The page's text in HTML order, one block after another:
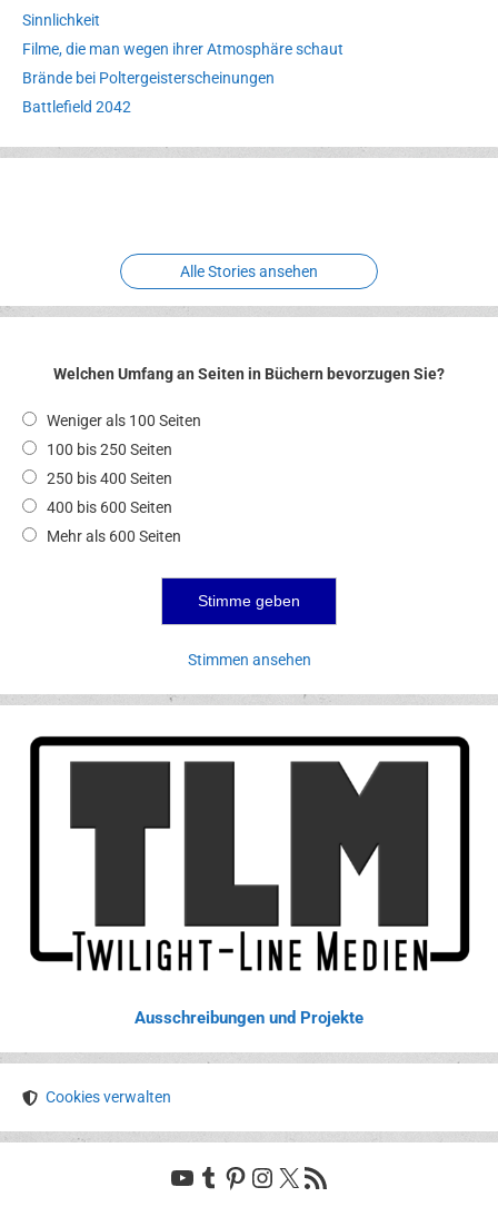
Sinnlichkeit
Filme, die man wegen ihrer Atmosphäre schaut
Brände bei Poltergeisterscheinungen
Battlefield 2042
Erlebnispark
Verbotene
Alle Stories ansehen
Welchen Umfang an Seiten in Büchern bevorzugen Sie?
Weniger als 100 Seiten
100 bis 250 Seiten
250 bis 400 Seiten
400 bis 600 Seiten
Mehr als 600 Seiten
Stimmen ansehen
Ausschreibungen und Projekte
Cookies verwalten
YouTube
Tumblr
Pinterest
Instagram
X RSS-Feed